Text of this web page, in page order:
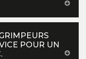
POUR UN